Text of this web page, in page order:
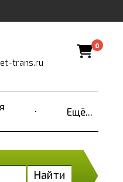
trans.ru
0
Ещё...
Найти